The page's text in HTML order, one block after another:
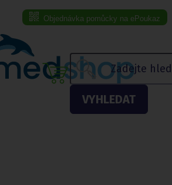
Objednávka pomůcky na ePoukaz
VYHLEDAT